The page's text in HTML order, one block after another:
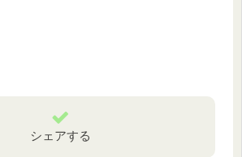
シェアする